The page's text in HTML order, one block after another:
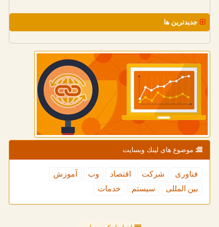
جدیدترین ها
موضوع های لینك وبسایت
فناوری شركت اقتصاد وب
آموزش
بین المللی
سیستم خدمات